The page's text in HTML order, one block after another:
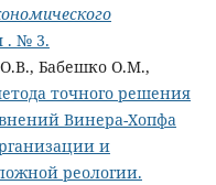
. № 3.
Бабешко О.М.,
точного решения
Винера-Хопфа
и
реологии.